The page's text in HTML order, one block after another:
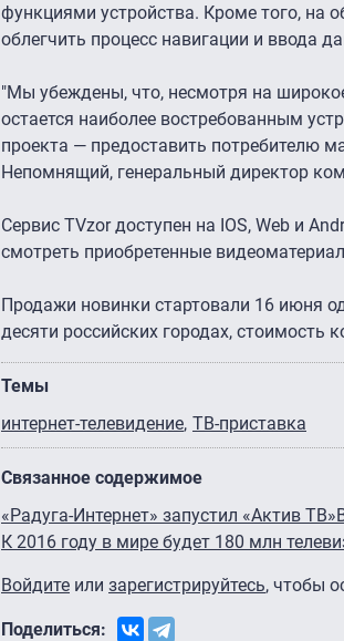
функциями устройства. Кроме того, на
облегчить процесс навигации и ввода
"Мы убеждены, что, несмотря на
остается наиболее востребованным
проекта — предоставить потребителю
Непомнящий, генеральный директор
Сервис TVzor доступен на IOS, Web и
смотреть приобретенные
Продажи новинки стартовали 16 июня
десяти российских городах, стоимость
Темы
интернет-телевидение ТВ-приставка
Связанное содержимое
«Радуга-Интернет» запустил «Актив ТВ»
К 2016 году в мире будет 180 млн
Войдите или зарегистрируйтесь, чтобы
Поделиться: